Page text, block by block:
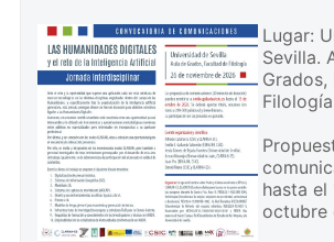
Lugar:
Sevilla.
Filología
hasta el
octubre